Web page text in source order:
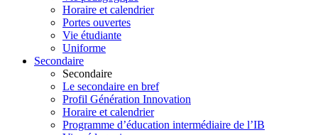
Horaire et calendrier
Portes ouvertes
Vie étudiante
Uniforme
Secondaire
Secondaire
Le secondaire en bref
Profil Génération Innovation
Horaire et calendrier
Programme d’éducation intermédiaire de l’IB